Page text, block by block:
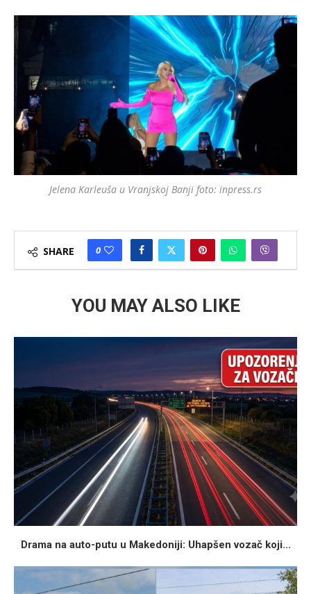
Jelena Karleuša u Vranjskoj Banji foto: inpress.rs
SHARE 0
YOU MAY ALSO LIKE
Drama na auto-putu u Makedoniji: Uhapšen vozač koji...